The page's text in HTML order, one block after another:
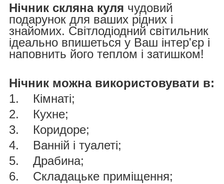
Нічник скляна куля чудовий
подарунок для ваших рідних і
знайомих. Світлодіодний світильник
ідеально впишеться у Ваш інтер'єр і
наповнить його теплом і затишком!
Нічник можна використовувати в:
1.
Кімнаті;
2.
Кухне;
3.
Коридоре;
4.
Ванній і туалеті;
5.
Драбина;
6.
Складацьке приміщення;